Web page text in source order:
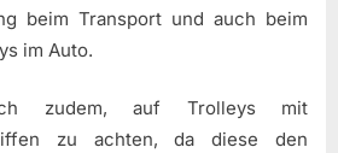
beim Transport und auch beim
im Auto.
zudem, auf Trolleys mit
zu achten, da diese den